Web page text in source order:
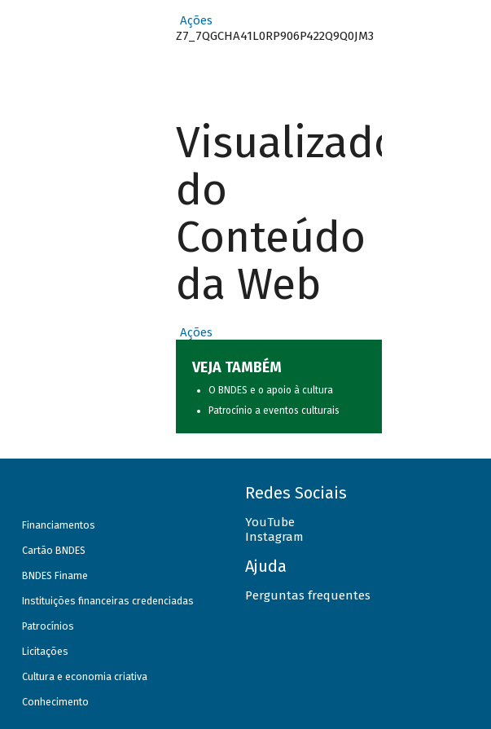
Ações
Z7_7QGCHA41L0RP906P422Q9Q0JM3
Visualizador
do
Conteúdo
da Web
Ações
VEJA TAMBÉM
O BNDES e o apoio à cultura
Patrocínio a eventos culturais
Financiamentos
Cartão BNDES
BNDES Finame
Instituições financeiras credenciadas
Patrocínios
Licitações
Cultura e economia criativa
Conhecimento
Redes Sociais
YouTube
Instagram
Ajuda
Perguntas frequentes